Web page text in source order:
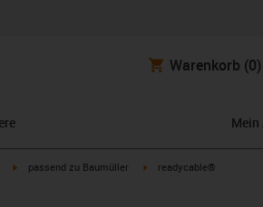
Warenkorb (0)
Mein
igus-icon-arrow-right
passend zu Baumüller igus-icon-arrow-right
readycable®